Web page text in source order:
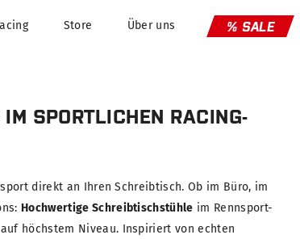
Store Über uns % SALE
SPORTLICHEN RACING-
direkt an Ihren Schreibtisch. Ob im Büro, im
Hochwertige Schreibtischstühle im Rennsport-
höchstem Niveau. Inspiriert von echten